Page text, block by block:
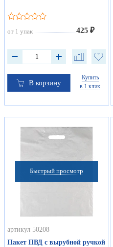
от 1 упак 425 ₽
В корзину
Купить
в 1 клик
Быстрый просмотр
артикул 50208
Пакет ПВД с вырубной ручкой